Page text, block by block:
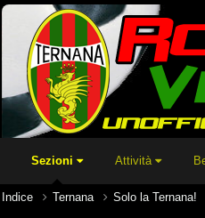
Sezioni Attività
Indice Ternana Solo la Ternana!